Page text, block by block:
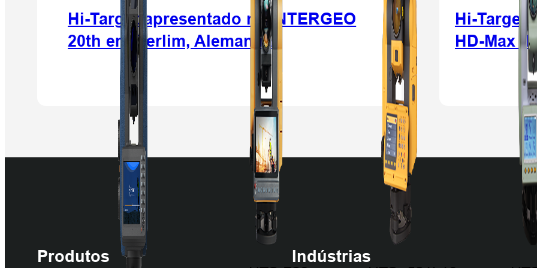
Hi-Target apresentado na INTERGEO
20th em Berlim, Alemanha
Hi-Target
HD-Max
Produtos Indústrias